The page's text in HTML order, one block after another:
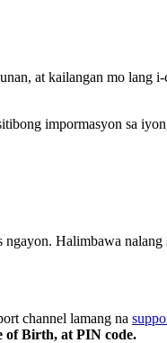
at kailangan mo
impormasyon sa
Halimbawa
channel lamang na
of Birth, at PIN code.